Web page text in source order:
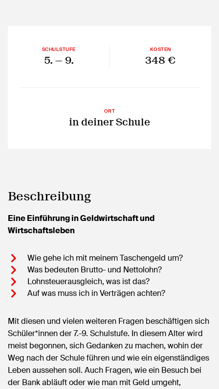
SCHULSTUFE
5. — 9.
KOSTEN
348 €
ORT
in deiner Schule
Beschreibung
Eine Einführung in Geldwirtschaft und
Wirtschaftsleben
Wie gehe ich mit meinem Taschengeld um?
Was bedeuten Brutto- und Nettolohn?
Lohnsteuerausgleich, was ist das?
Auf was muss ich in Verträgen achten?
Mit diesen und vielen weiteren Fragen beschäftigen sich
Schüler*innen der 7.-9. Schulstufe. In diesem Alter wird
meist begonnen, sich Gedanken zu machen, wohin der
Weg nach der Schule führen und wie ein eigenständiges
Leben aussehen soll. Auch Fragen, wie ein Besuch bei
der Bank abläuft oder wie man mit Geld umgeht,